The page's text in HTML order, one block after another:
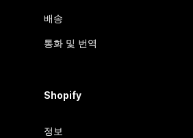
배송
통화 및 번역
Shopify
정보